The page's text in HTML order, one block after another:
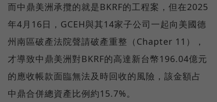
而中鼎美洲承攬的就是BKRF的工程案，但在2025
年4月16日，GCEH與其14家子公司一起向美國德
州南區破產法院聲請破產重整（Chapter 11），
才導致中鼎美洲對BKRF的高達新台幣196.04億元
的應收帳款面臨無法及時回收的風險，該金額占
中鼎合併總資產比例約15.7%。